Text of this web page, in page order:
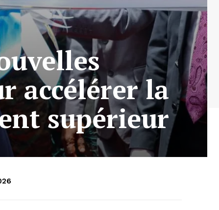
accélérer la
supérieur